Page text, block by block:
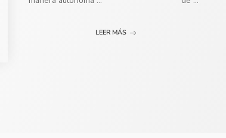
LEER MÁS